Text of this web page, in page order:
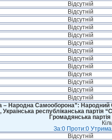
Відсутній
Відсутній
Відсутній
Відсутній
Відсутній
Відсутній
Відсутній
Відсутній
Відсутній
Відсутня
Відсутній
Відсутній
Відсутній
– Народна Самооборона”: Народний
Українська республіканська
Громадянська
За:0 Проти:0
Відсутній